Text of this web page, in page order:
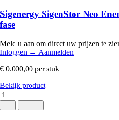
Sigenergy SigenStor Neo
fase
Meld u aan om direct uw prijzen te
Inloggen → Aanmelden
€ 0.000,00 per stuk
Bekijk product